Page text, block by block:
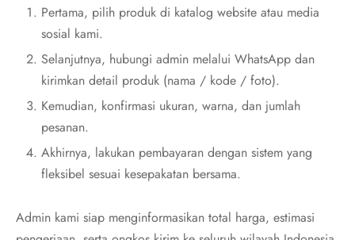
Pertama, pilih produk di katalog website atau media
sosial kami.
Selanjutnya, hubungi admin melalui WhatsApp dan
kirimkan detail produk (nama / kode / foto).
Kemudian, konfirmasi ukuran, warna, dan jumlah
pesanan.
Akhirnya, lakukan pembayaran dengan sistem yang
fleksibel sesuai kesepakatan bersama.
Admin kami siap menginformasikan total harga, estimasi